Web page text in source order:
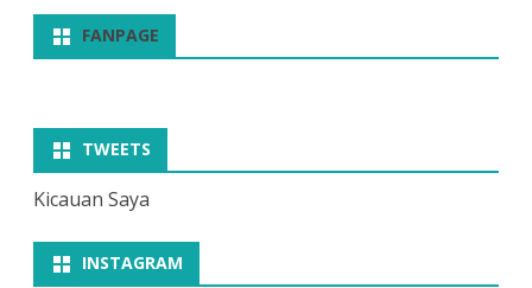
FANPAGE
TWEETS
Kicauan Saya
INSTAGRAM